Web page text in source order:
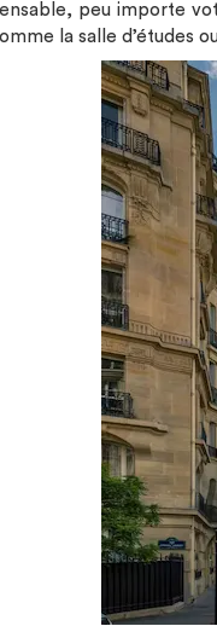
peu importe
la salle d’études